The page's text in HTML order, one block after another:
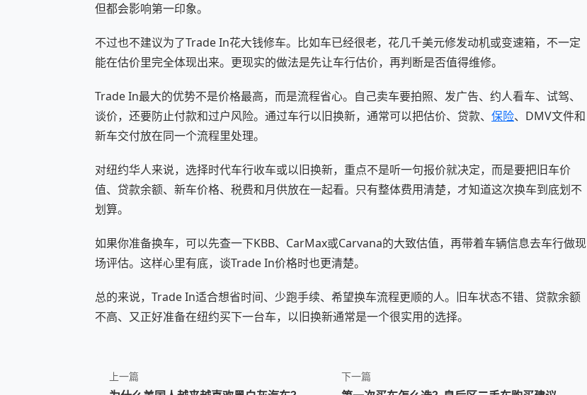
但都会影响第一印象。
不过也不建议为了Trade In花大钱修车。比如车已经很老，花几千美元修发动机或变速箱，不一定
能在估价里完全体现出来。更现实的做法是先让车行估价，再判断是否值得维修。
Trade In最大的优势不是价格最高，而是流程省心。自己卖车要拍照、发广告、约人看车、试驾、
谈价，还要防止付款和过户风险。通过车行以旧换新，通常可以把估价、贷款、 保险、DMV文件和
新车交付放在同一个流程里处理。
对纽约华人来说，选择时代车行收车或以旧换新，重点不是听一句报价就决定，而是要把旧车价
值、贷款余额、新车价格、税费和月供放在一起看。只有整体费用清楚，才知道这次换车到底划不
划算。
如果你准备换车，可以先查一下KBB、CarMax或Carvana的大致估值，再带着车辆信息去车行做现
场评估。这样心里有底，谈Trade In价格时也更清楚。
总的来说，Trade In适合想省时间、少跑手续、希望换车流程更顺的人。旧车状态不错、贷款余额
不高、又正好准备在纽约买下一台车，以旧换新通常是一个很实用的选择。
上一篇 下一篇